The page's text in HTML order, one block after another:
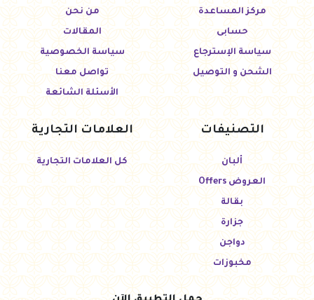
مركز المساعدة
حسابى
سياسة الإسترجاع
الشحن و التوصيل
من نحن
المقالات
سياسة الخصوصية
تواصل معنا
الأسئلة الشائعة
التصنيفات
ألبان
العروض Offers
بقالة
جزارة
دواجن
مخبوزات
العلامات التجارية
كل العلامات التجارية